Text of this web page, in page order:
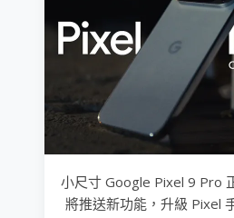
小尺寸 Google Pixel 9 Pro
將推送新功能，升級 Pixel